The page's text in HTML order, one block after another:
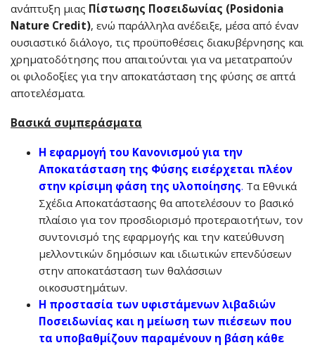
ανάπτυξη μιας Πίστωσης Ποσειδωνίας (Posidonia
Nature Credit), ενώ παράλληλα ανέδειξε, μέσα από έναν
ουσιαστικό διάλογο, τις προϋποθέσεις διακυβέρνησης και
χρηματοδότησης που απαιτούνται για να μετατραπούν
οι φιλοδοξίες για την αποκατάσταση της φύσης σε απτά
αποτελέσματα.
Βασικά συμπεράσματα
Η εφαρμογή του Κανονισμού για την
Αποκατάσταση της Φύσης εισέρχεται πλέον
στην κρίσιμη φάση της υλοποίησης. Τα Εθνικά
Σχέδια Αποκατάστασης θα αποτελέσουν το βασικό
πλαίσιο για τον προσδιορισμό προτεραιοτήτων, τον
συντονισμό της εφαρμογής και την κατεύθυνση
μελλοντικών δημόσιων και ιδιωτικών επενδύσεων
στην αποκατάσταση των θαλάσσιων
οικοσυστημάτων.
Η προστασία των υφιστάμενων λιβαδιών
Ποσειδωνίας και η μείωση των πιέσεων που
τα υποβαθμίζουν παραμένουν η βάση κάθε